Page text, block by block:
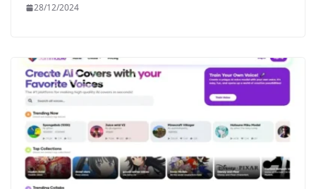
28/12/2024